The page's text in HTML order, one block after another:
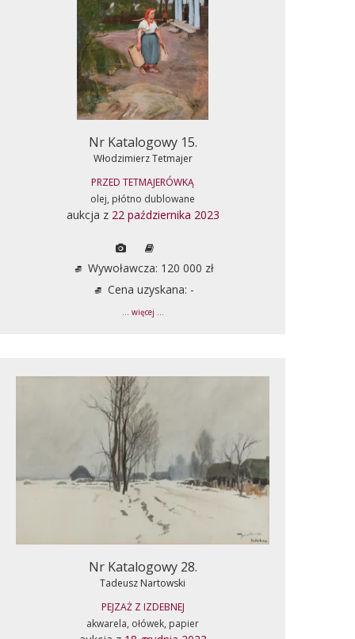
Nr Katalogowy 15.
Włodzimierz Tetmajer
PRZED TETMAJERÓWKĄ
olej, płótno dublowane
aukcja z 22 października 2023
Wywoławcza: 120 000 zł
Cena uzyskana: -
... więcej ...
Nr Katalogowy 28.
Tadeusz Nartowski
PEJZAŻ Z IZDEBNEJ
akwarela, ołówek, papier